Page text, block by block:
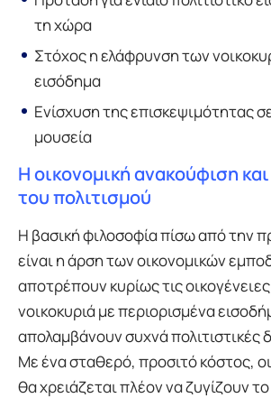
τη χώρα
Στόχος η ελάφρυνση των
εισόδημα
Ενίσχυση της επισκεψιμότητας
μουσεία
Η οικονομική ανακούφιση
του πολιτισμού
Η βασική φιλοσοφία πίσω από την
είναι η άρση των οικονομικών
αποτρέπουν κυρίως τις
νοικοκυριά με περιορισμένα
απολαμβάνουν συχνά πολιτιστικές
Με ένα σταθερό, προσιτό κόστος,
θα χρειάζεται πλέον να ζυγίζουν